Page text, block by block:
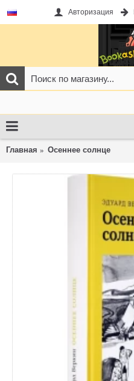
Авторизация
Главная Осеннее солнце